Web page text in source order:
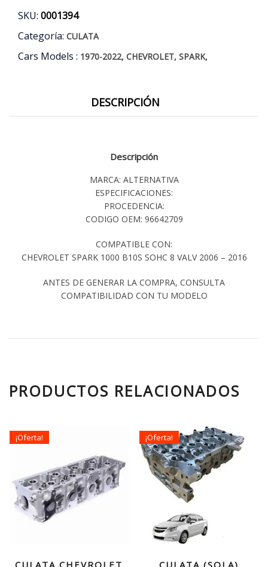
SKU: 0001394
Categoría: CULATA
Cars Models : 1970-2022, CHEVROLET, SPARK,
DESCRIPCIÓN
Descripción
MARCA: ALTERNATIVA
ESPECIFICACIONES:
PROCEDENCIA:
CODIGO OEM: 96642709
COMPATIBLE CON:
CHEVROLET SPARK 1000 B10S SOHC 8 VALV 2006 – 2016
ANTES DE GENERAR LA COMPRA, CONSULTA
COMPATIBILIDAD CON TU MODELO
PRODUCTOS RELACIONADOS
¡Oferta!
CULATA CHEVROLET
¡Oferta!
CULATA (SOLA)